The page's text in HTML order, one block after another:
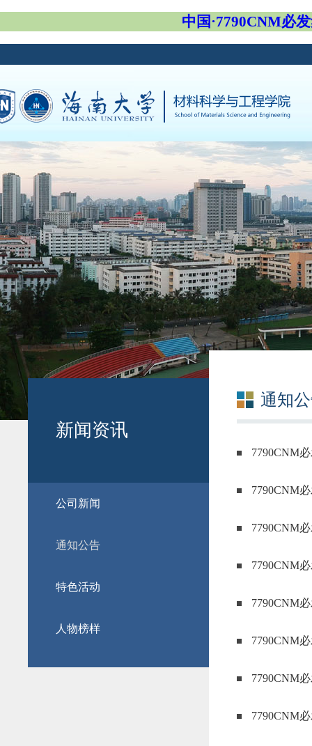
中国·7790CNM必
新闻资讯
公司新闻
通知公告
特色活动
人物榜样
通知
7790CNM
7790CNM
7790CNM
7790CNM
7790CNM
7790CNM
7790CNM
7790CNM